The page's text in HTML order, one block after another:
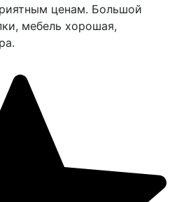
ценам. Большой
мебель хорошая,